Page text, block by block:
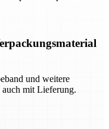
und weitere
mit Lieferung.